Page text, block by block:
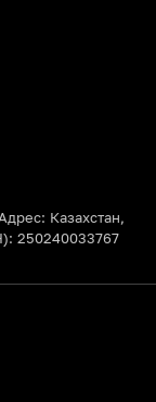
Казахстан,
250240033767